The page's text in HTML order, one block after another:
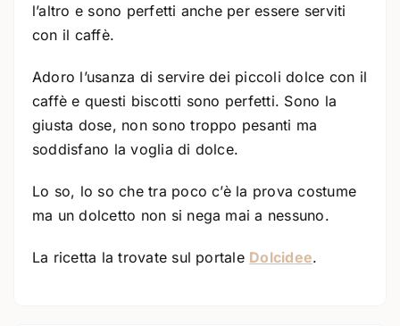
l’altro e sono perfetti anche per essere serviti
con il caffè.
Adoro l’usanza di servire dei piccoli dolce con il
caffè e questi biscotti sono perfetti. Sono la
giusta dose, non sono troppo pesanti ma
soddisfano la voglia di dolce.
Lo so, lo so che tra poco c’è la prova costume
ma un dolcetto non si nega mai a nessuno.
La ricetta la trovate sul portale Dolcidee.